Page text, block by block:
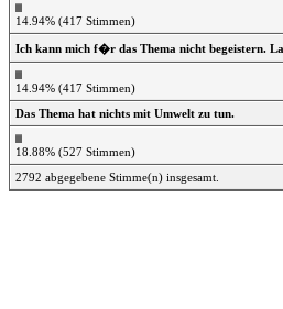
14.94% (417 Stimmen)
Ich kann mich f�r das Thema nicht begeistern.
14.94% (417 Stimmen)
Das Thema hat nichts mit Umwelt zu tun.
18.88% (527 Stimmen)
2792 abgegebene Stimme(n) insgesamt.